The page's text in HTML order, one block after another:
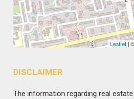
Leaflet|
DISCLAIMER
The information regarding real